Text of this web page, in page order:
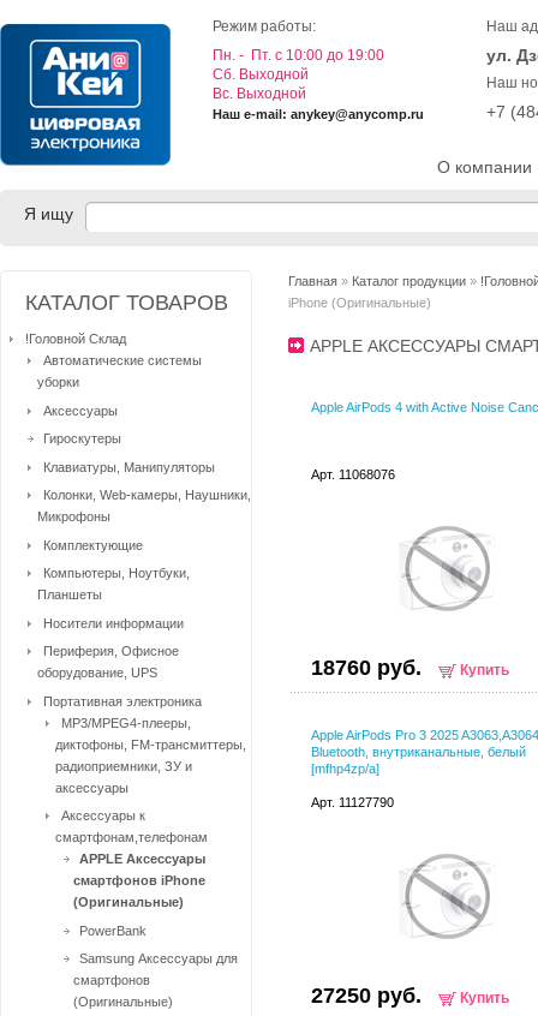
О компании
Режим работы:
Пн. - Пт. с 10:00 до 19:00
Cб. Выходной
Вс. Выходной
Наш e-mail: anykey@anycomp.ru
Наш
ул.
Наш
+7
Я ищу
Главная » Каталог продукции »
iPhone (Оригинальные)
APPLE АКСЕССУАРЫ
Apple AirPods 4 with Active Noise
Арт. 11068076
18760 руб. Купить
Apple AirPods Pro 3 2025
Bluetooth, внутриканальные, белый
[mfhp4zp/a]
Арт. 11127790
27250 руб. Купить
КАТАЛОГ ТОВАРОВ
!Головной Склад
Автоматические системы
уборки
Аксессуары
Гироскутеры
Клавиатуры, Манипуляторы
Колонки, Web-камеры, Наушники,
Микрофоны
Комплектующие
Компьютеры, Ноутбуки,
Планшеты
Носители информации
Периферия, Офисное
оборудование, UPS
Портативная электроника
MP3/MPEG4-плееры,
диктофоны, FM-трансмиттеры,
радиоприемники, ЗУ и
аксессуары
Аксессуары к
смартфонам,телефонам
APPLE Аксессуары
смартфонов iPhone
(Оригинальные)
PowerBank
Samsung Аксессуары для
смартфонов
(Оригинальные)